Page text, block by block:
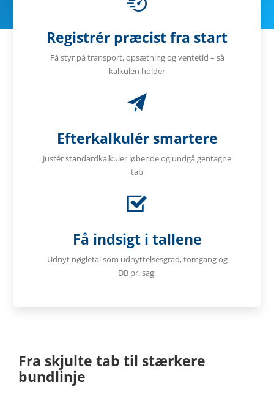
Registrér præcist fra start
Få styr på transport, opsætning og ventetid – så
kalkulen holder
Efterkalkulér smartere
Justér standardkalkuler løbende og undgå gentagne
tab
Få indsigt i tallene
Udnyt nøgletal som udnyttelsesgrad, tomgang og
DB pr. sag.
Fra skjulte tab til stærkere
bundlinje